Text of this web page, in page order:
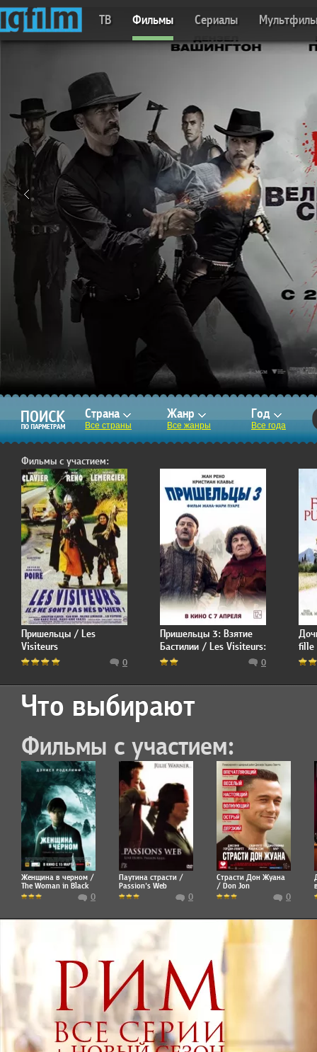
ТВ Фильмы Сериалы
Страна
Все страны
Жанр
Все жанры
Год
Все года
Фильмы с участием:
Пришельцы / Les
Visiteurs
0
Пришельцы 3: Взятие
Бастилии / Les Visiteurs:
La Revolution
0
fille
Что выбирают
Фильмы с участием:
Женщина в черном /
The Woman in Black
0
Паутина страсти /
Passion's Web
0
Страсти Дон Жуана
/ Don Jon
0